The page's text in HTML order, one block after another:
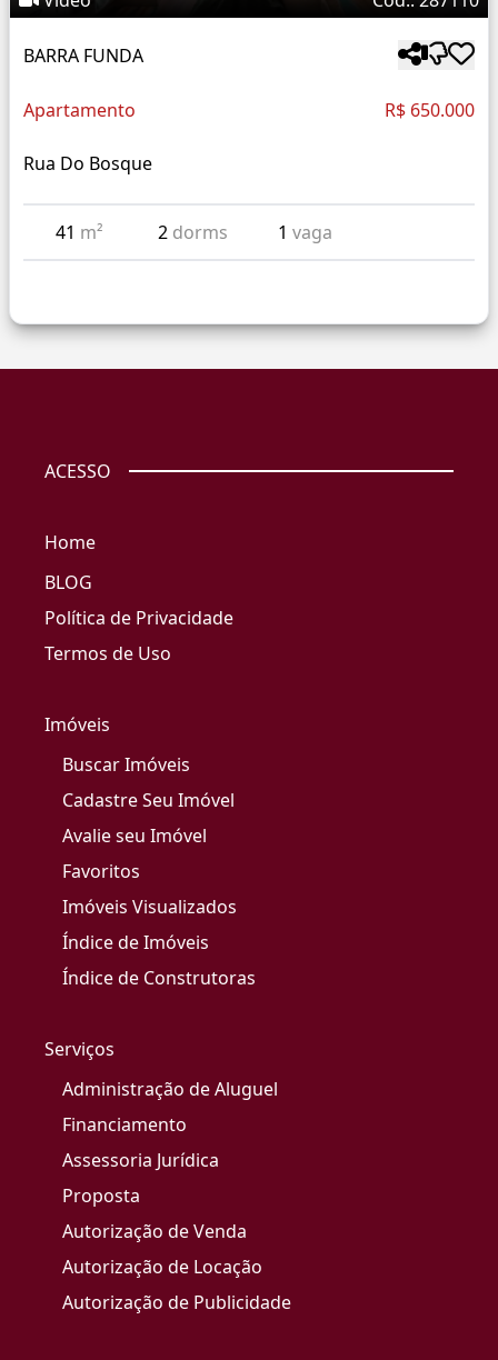
BARRA FUNDA
Apartamento R$ 650.000
Rua Do Bosque
41 m² 2 dorms 1vaga
ACESSO
Home
BLOG
Política de Privacidade
Termos de Uso
Imóveis
Buscar Imóveis
Cadastre Seu Imóvel
Avalie seu Imóvel
Favoritos
Imóveis Visualizados
Índice de Imóveis
Índice de Construtoras
Serviços
Administração de Aluguel
Financiamento
Assessoria Jurídica
Proposta
Autorização de Venda
Autorização de Locação
Autorização de Publicidade